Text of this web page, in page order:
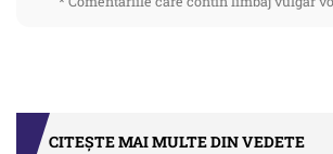
CITEȘTE MAI MULTE DIN VEDETE